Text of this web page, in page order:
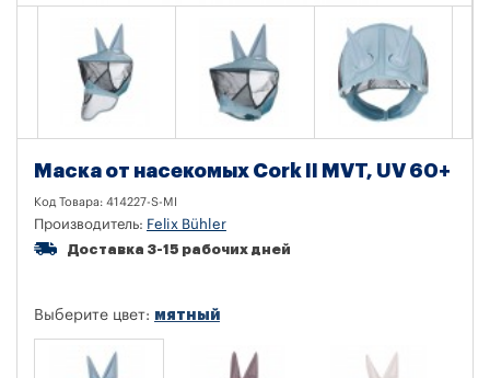
Маска от насекомых Cork II MVT, UV 60+
Код Товара: 414227-S-MI
Производитель: Felix Bühler
Доставка 3-15 рабочих дней
Выберите цвет: мятный